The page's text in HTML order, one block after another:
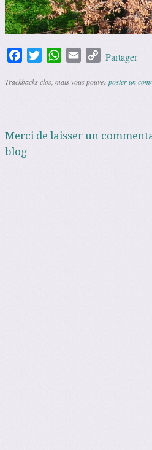
FacebookTwitterWhatsApp
Email Copy
Partager
Trackbacks clos, mais vous pouvezposter un
Merci de laisser un
blog